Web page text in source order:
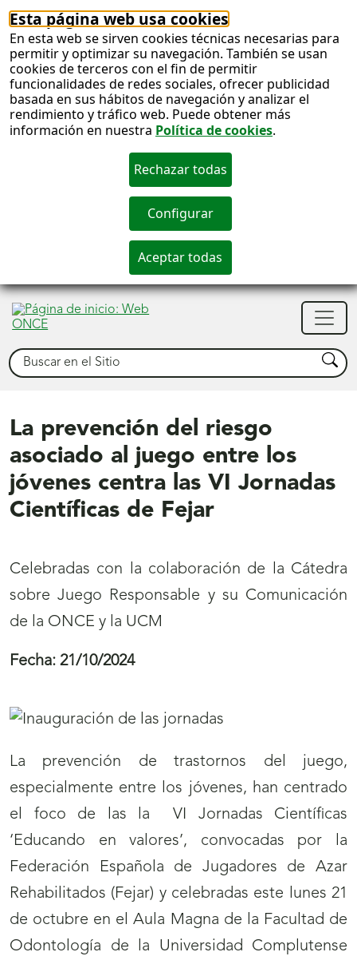
Esta página web usa cookies
En esta web se sirven cookies técnicas necesarias para
permitir y optimizar su navegación. También se usan
cookies de terceros con el fin de permitir
funcionalidades de redes sociales, ofrecer publicidad
basada en sus hábitos de navegación y analizar el
rendimiento y tráfico web. Puede obtener más
información en nuestra Política de cookies.
Buscar Buscar
La prevención del riesgo
asociado al juego entre los
jóvenes centra las VI Jornadas
Científicas de Fejar
Celebradas con la colaboración de la Cátedra
sobre Juego Responsable y su Comunicación
de la ONCE y la UCM
Fecha: 21/10/2024
La prevención de trastornos del juego,
especialmente entre los jóvenes, han centrado
el foco de las la VI Jornadas Científicas
‘Educando en valores’, convocadas por la
Federación Española de Jugadores de Azar
Rehabilitados (Fejar) y celebradas este lunes 21
de octubre en el Aula Magna de la Facultad de
Odontología de la Universidad Complutense